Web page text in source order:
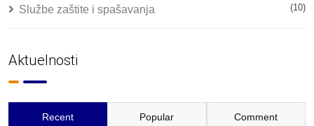
Službe zaštite i spašavanja (10)
Aktuelnosti
Recent Popular Comment